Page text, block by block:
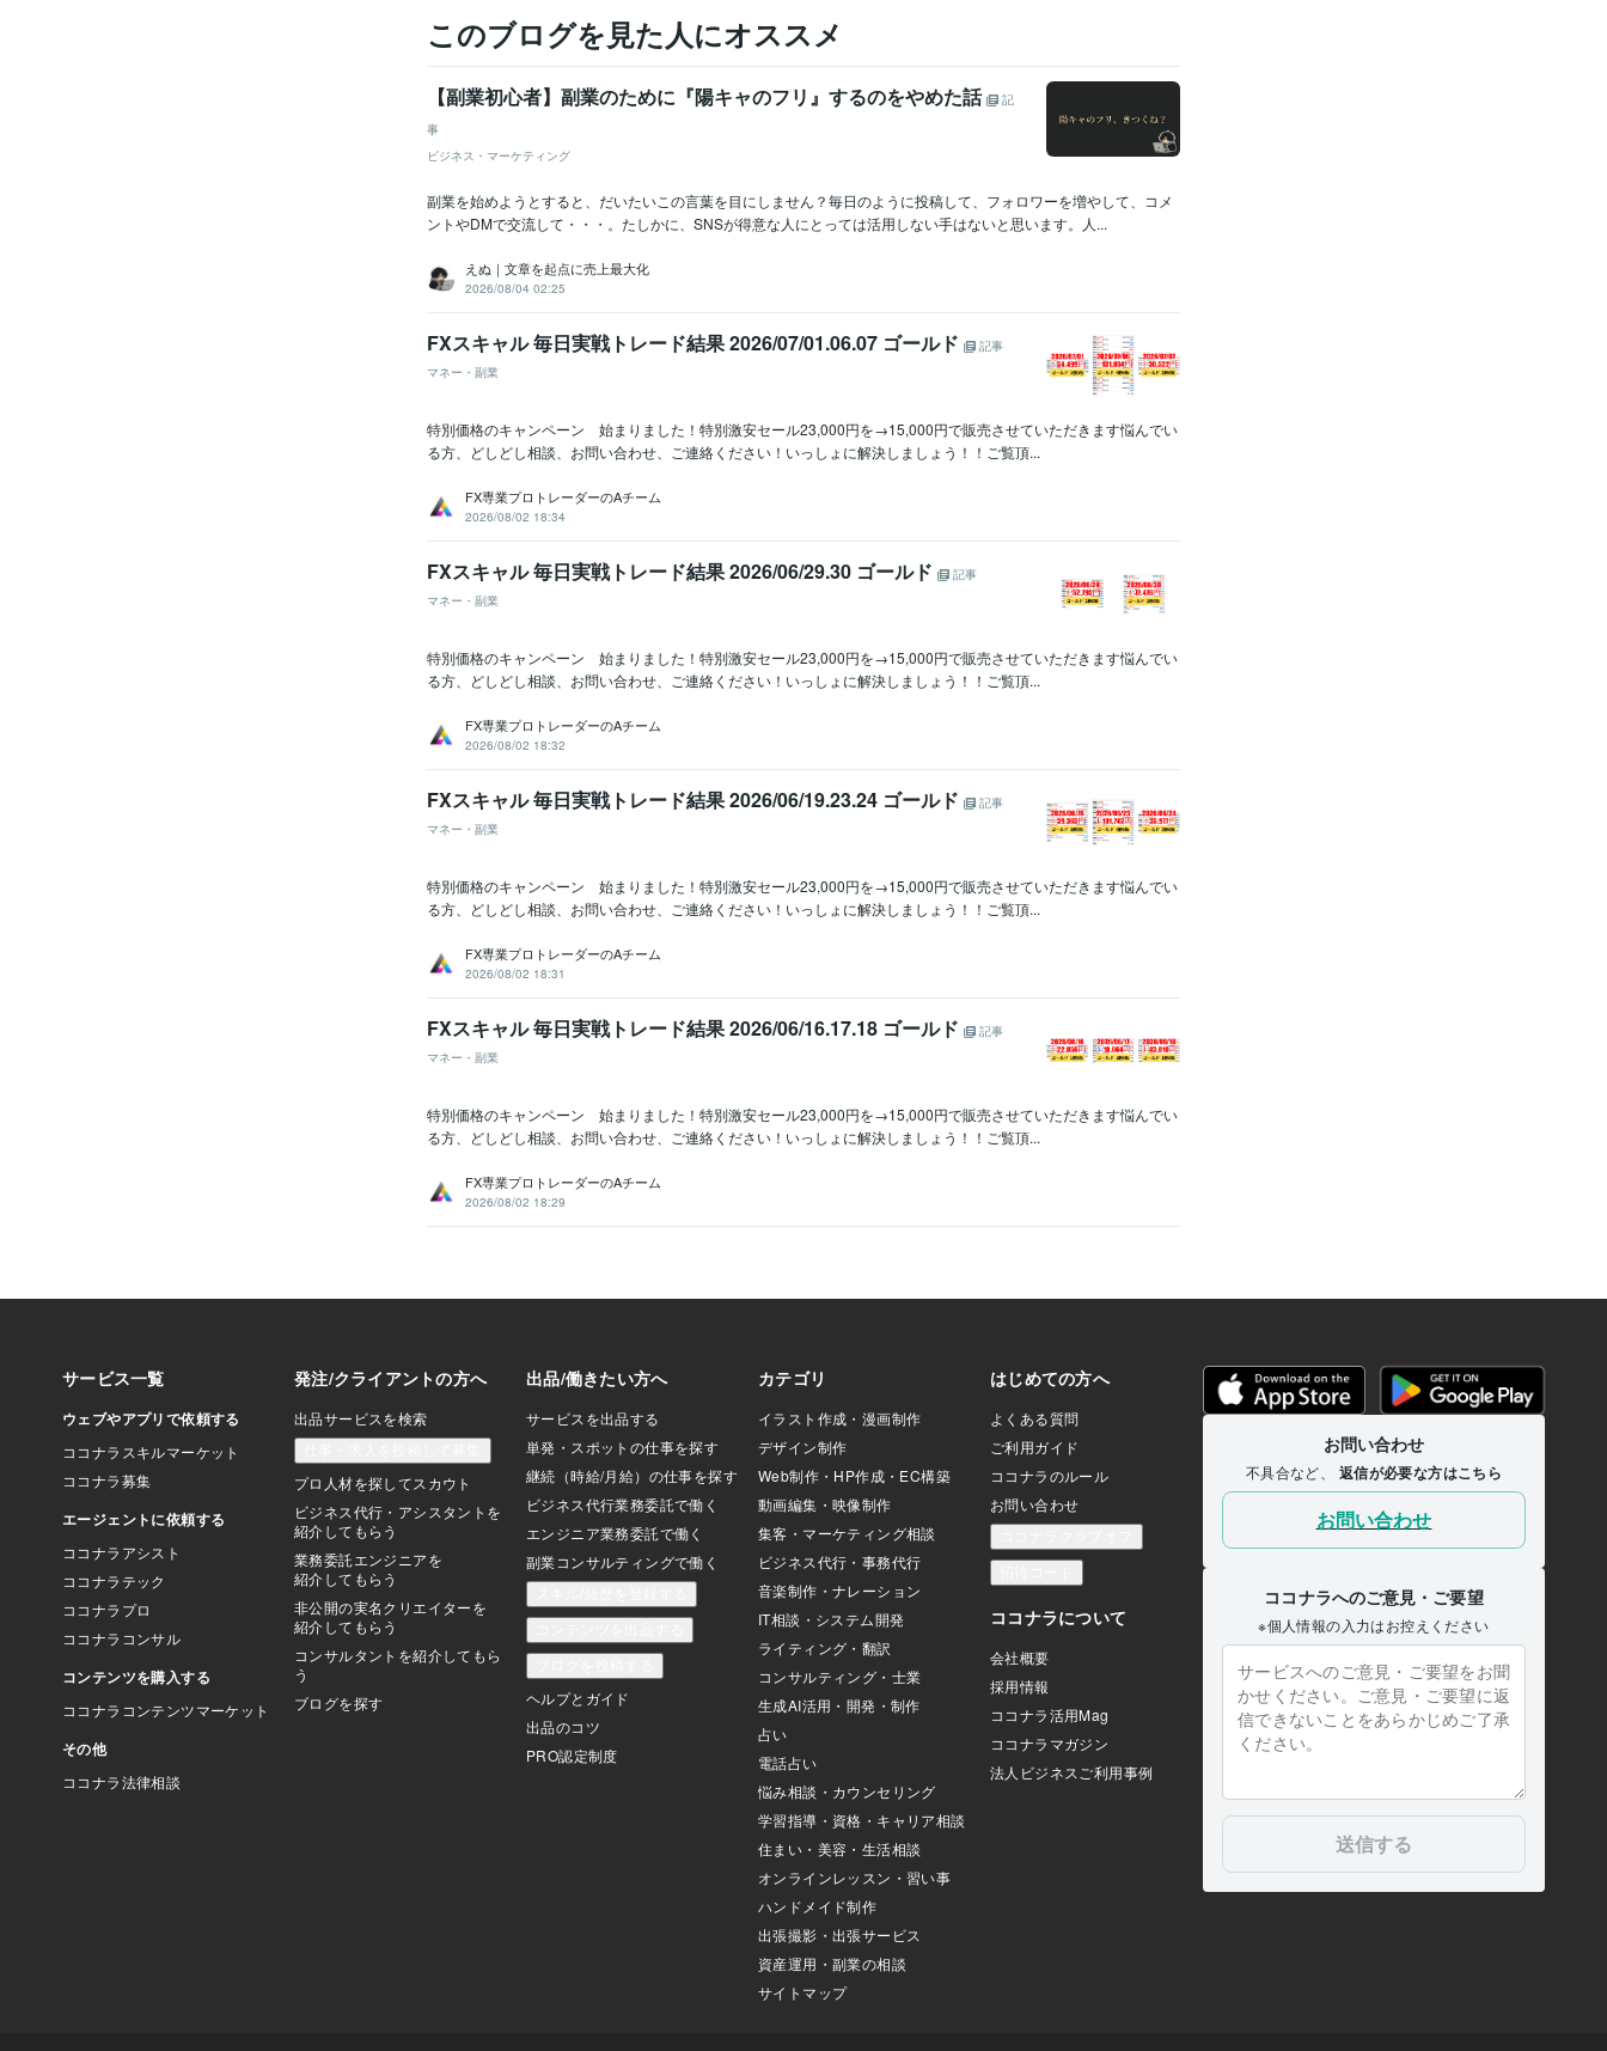
このブログを見た人にオススメ
【副業初心者】副業のために『陽キャのフリ』するのをやめた話
記
事
ビジネス・マーケティング
副業を始めようとすると、だいたいこの言葉を目にしません？毎日のように投稿して、フォロワーを増やして、コメ
ントやDMで交流して・・・。たしかに、SNSが得意な人にとっては活用しない手はないと思います。人...
えぬ｜文章を起点に売上最大化
2026/08/04 02:25
FXスキャル 毎日実戦トレード結果 2026/07/01.06.07 ゴールド
記事
マネー・副業
特別価格のキャンペーン 始まりました！特別激安セール23,000円を→15,000円で販売させていただきます悩んでい
る方、どしどし相談、お問い合わせ、ご連絡ください！いっしょに解決しましょう！！ご覧頂...
FX専業プロトレーダーのAチーム
2026/08/02 18:34
FXスキャル 毎日実戦トレード結果 2026/06/29.30 ゴールド
記事
マネー・副業
特別価格のキャンペーン 始まりました！特別激安セール23,000円を→15,000円で販売させていただきます悩んでい
る方、どしどし相談、お問い合わせ、ご連絡ください！いっしょに解決しましょう！！ご覧頂...
FX専業プロトレーダーのAチーム
2026/08/02 18:32
FXスキャル 毎日実戦トレード結果 2026/06/19.23.24 ゴールド
記事
マネー・副業
特別価格のキャンペーン 始まりました！特別激安セール23,000円を→15,000円で販売させていただきます悩んでい
る方、どしどし相談、お問い合わせ、ご連絡ください！いっしょに解決しましょう！！ご覧頂...
FX専業プロトレーダーのAチーム
2026/08/02 18:31
FXスキャル 毎日実戦トレード結果 2026/06/16.17.18 ゴールド
記事
マネー・副業
特別価格のキャンペーン 始まりました！特別激安セール23,000円を→15,000円で販売させていただきます悩んでい
る方、どしどし相談、お問い合わせ、ご連絡ください！いっしょに解決しましょう！！ご覧頂...
FX専業プロトレーダーのAチーム
2026/08/02 18:29